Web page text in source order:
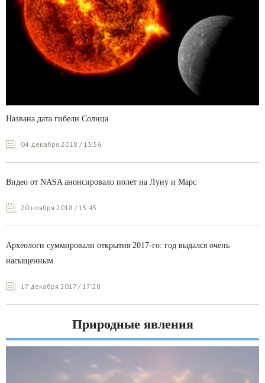
Названа дата гибели Солнца
04 декабря 2018 / 13:56
Видео от NASA анонсировало полет на Луну и Марс
20 ноября 2018 / 15:45
Археологи суммировали открытия 2017-го: год выдался очень
насыщенным
17 декабря 2017 / 17:28
Природные явления